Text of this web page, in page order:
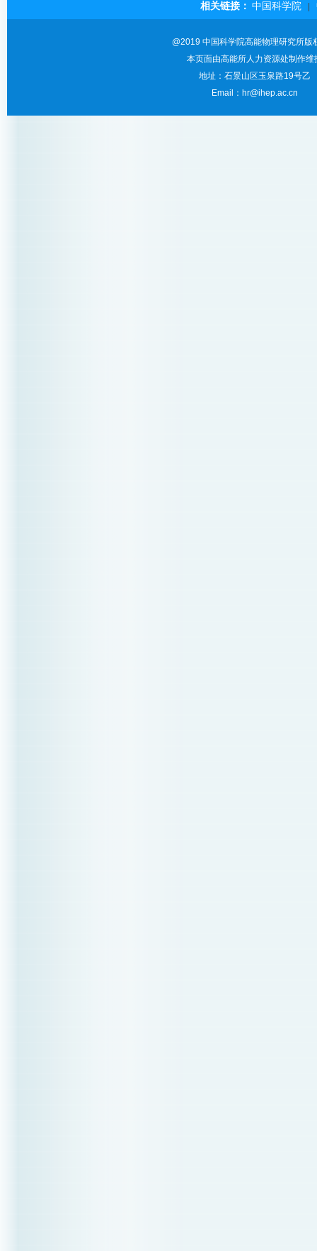
相关链接： 中国科学院
@2019 中国科学院高能物理研究所版
本页面由高能所人力资源处制作维
地址：石景山区玉泉路19号乙
Email：hr@ihep.ac.cn